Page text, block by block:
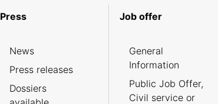
Press
News
Press releases
Dossiers
Job offer
General
Information
Public Job Offer,
Civil service or